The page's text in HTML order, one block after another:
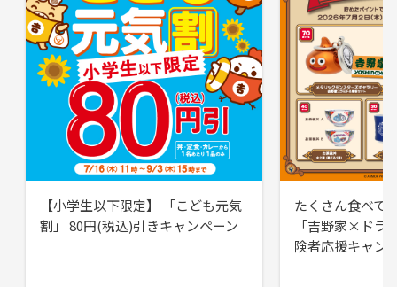
【小学生以下限定】 「こども元気
割」 80円(税込)引きキャンペーン
たくさん食べて
「吉野家×ドラ
険者応援キャン